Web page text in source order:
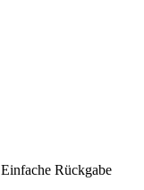
Einfache Rückgabe